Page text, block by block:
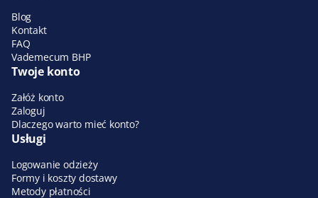
Blog
Kontakt
FAQ
Vademecum BHP
Twoje konto
Załóż konto
Zaloguj
Dlaczego warto mieć konto?
Usługi
Logowanie odzieży
Formy i koszty dostawy
Metody płatności